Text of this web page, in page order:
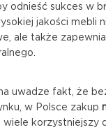
odnieść sukces w
jakości mebli
ale także
uwadze fakt, że
w Polsce zakup
wiele korzystniejszy